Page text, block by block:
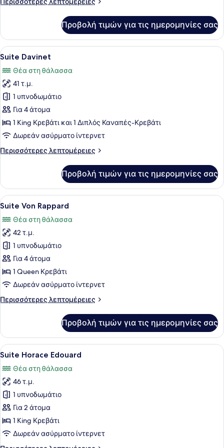
waterfall
double
room
with
view
Προβολή τιμών για τις ημερομηνίες σας
Προβολή
όλων
των
φωτογραφιών
για
Suite
Davinet
Ένα δωμάτιο με έναν κόκκινο
3
Suite Davinet
Θέα στη θάλασσα
41 τ.μ.
1 υπνοδωμάτιο
Για 4 άτομα
1 King Κρεβάτι και 1 Διπλός Καναπές-Κρεβάτι
Δωρεάν ασύρματο ίντερνετ
Περισσότερες λεπτομέρειες
Περισσότερες
Davinet
Προβολή τιμών για τις ημερομηνίες σας
Προβολή
όλων
των
φωτογραφιών
για
Suite
Von
Rappard
Ένα υπνοδωμάτιο με ένα μεγάλο
4
Suite Von Rappard
Θέα στη θάλασσα
42 τ.μ.
1 υπνοδωμάτιο
Για 4 άτομα
1 Queen Κρεβάτι
Δωρεάν ασύρματο ίντερνετ
Περισσότερες λεπτομέρειες
Περισσότερες
Von
Rappard
Προβολή τιμών για τις ημερομηνίες σας
Προβολή
όλων
των
φωτογραφιών
για
Suite
Horace
Edouard
Ένα δωμάτιο ξενοδοχείου με ένα
3
Suite Horace Edouard
Θέα στη θάλασσα
46 τ.μ.
1 υπνοδωμάτιο
Για 2 άτομα
1 King Κρεβάτι
Δωρεάν ασύρματο ίντερνετ